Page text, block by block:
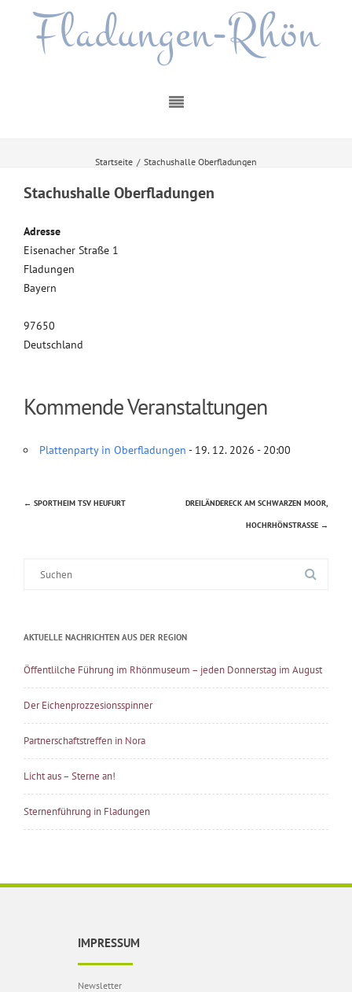
Fladungen-Rhön
Startseite / Stachushalle Oberfladungen
Stachushalle Oberfladungen
Adresse
Eisenacher Straße 1
Fladungen
Bayern
97650
Deutschland
Kommende Veranstaltungen
Plattenparty in Oberfladungen - 19. 12. 2026 - 20:00
Beitragsnavigation
← SPORTHEIM TSV HEUFURT DREILÄNDERECK AM SCHWARZEN MOOR,
HOCHRHÖNSTRASSE →
AKTUELLE NACHRICHTEN AUS DER REGION
Öffentlilche Führung im Rhönmuseum – jeden Donnerstag im August
Der Eichenprozzesionsspinner
Partnerschaftstreffen in Nora
Licht aus – Sterne an!
Sternenführung in Fladungen
IMPRESSUM
Newsletter